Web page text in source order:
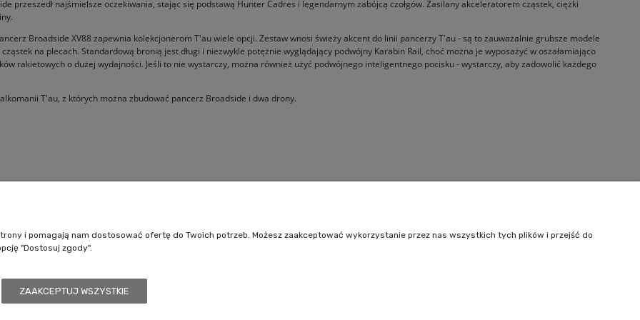
przeszedł najśmielsze oczekiwania, stając się podstawą Hunter Cadres i legendarnym zabójcą czołgów. Zasilany akceleratorem cząstek, ciężki
Broadside XV88 zapewnia kolekcjonerom T'au wiele opcji. Zestaw wnosi świeży akcent do linii pancerzy T'au - są to zauważalnie grubsze modele
na plecach. Standardową bronią jest długi i niezwykle potężnie wyglądający podwójny Karabin Rail, choć można je wyposażyć w oszałamiająco
rakietowych o dużej wydajności. Jeśli to nie wystarczy, można również użyć podwójnego inteligentnego pocisku - wystarczy, aby zadowolić każdego
T'au, z których można zbudować pancerz Broadside i dwa drony.
Jak kupować?
Polityka prywatności
Logowanie
O nas
i pomagają nam dostosować ofertę do Twoich potrzeb. Możesz zaakceptować wykorzystanie przez nas wszystkich tych plików i przejść do
"Dostosuj zgody".
ZAAKCEPTUJ WSZYSTKIE